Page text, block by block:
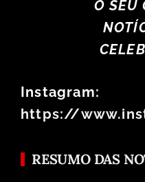
O SEU
Instagram:
https://
RESUMO DAS